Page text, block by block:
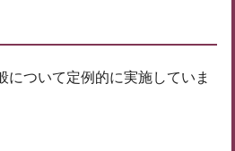
について定例的に実施していま